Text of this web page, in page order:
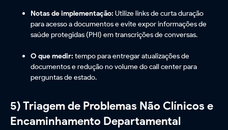
Notas de implementação: Utilize links de curta duração
para acesso a documentos e evite expor informações de
saúde protegidas (PHI) em transcrições de conversas.
O que medir: tempo para entregar atualizações de
documentos e redução no volume do call center para
perguntas de estado.
5) Triagem de Problemas Não Clínicos e
Encaminhamento Departamental